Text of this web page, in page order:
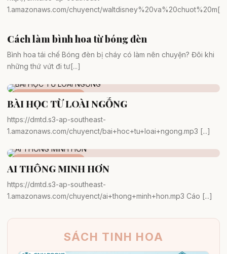
1.amazonaws.com/chuyenct/waltdisney%20va%20chuot%20m[...]
Trang trí
Cách làm bình hoa từ bóng đèn
Bình hoa tái chế Bóng đèn bị cháy có làm nên chuyện? Đôi khi
những thứ vứt đi tư[...]
BÀI HỌC TỪ LOÀI NGỖNG
https://dmtd.s3-ap-southeast-
1.amazonaws.com/chuyenct/bai+hoc+tu+loai+ngong.mp3 [...]
AI THÔNG MINH HƠN
https://dmtd.s3-ap-southeast-
1.amazonaws.com/chuyenct/ai+thong+minh+hon.mp3 Cáo [...]
SÁCH TINH HOA